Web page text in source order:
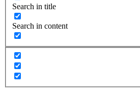
Search in title
Search in content